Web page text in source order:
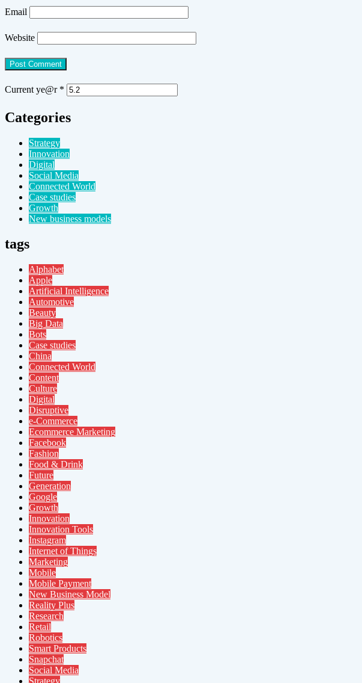
Email
Website
Current ye@r *
Categories
Strategy
Innovation
Digital
Social Media
Connected World
Case studies
Growth
New business models
tags
Alphabet
Apple
Artificial Intelligence
Automotive
Beauty
Big Data
Bots
Case studies
China
Connected World
Content
Culture
Digital
Disruptive
e-Commerce
Ecommerce Marketing
Facebook
Fashion
Food & Drink
Future
Generation
Google
Growth
Innovation
Innovation Tools
Instagram
Internet of Things
Marketing
Mobile
Mobile Payment
New Business Model
Reality Plus
Research
Retail
Robotics
Smart Products
Snapchat
Social Media